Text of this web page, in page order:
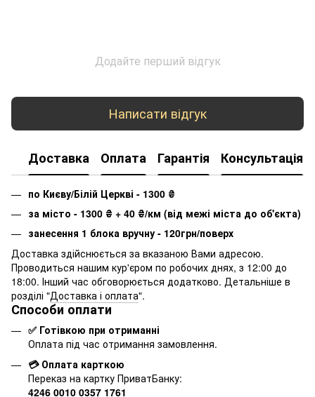
Додайте перший відгук
Написати відгук
Доставка Оплата Гарантія Консультація
по Києву/Білій Церкві - 1300 ₴
за місто - 1300 ₴ + 40 ₴/км (від межі міста до об'єкта)
занесення 1 блока вручну - 120грн/поверх
Доставка здійснюється за вказаною Вами адресою.
Проводиться нашим кур'єром по робочих днях, з 12:00 до
18:00. Інший час обговорюється додатково. Детальніше в
розділі "Доставка і оплата".
Способи оплати
✅ Готівкою при отриманні
Оплата під час отримання замовлення.
💳 Оплата карткою
Переказ на картку ПриватБанку:
4246 0010 0357 1761